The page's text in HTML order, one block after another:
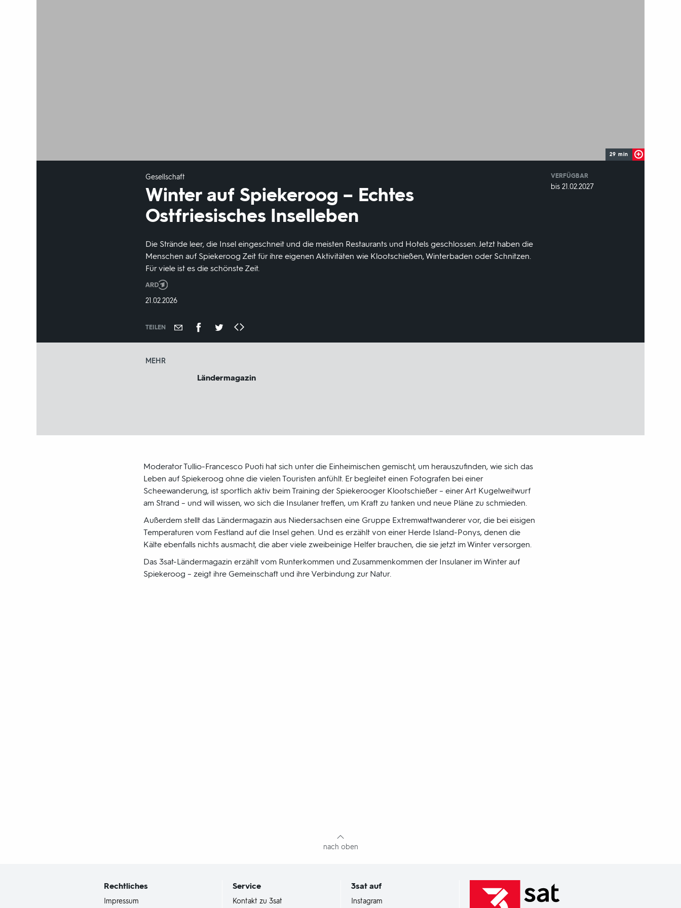
29 min
Gesellschaft
Winter auf Spiekeroog – Echtes
Ostfriesisches Inselleben
Die Strände leer, die Insel eingeschneit und die meisten Restaurants und Hotels geschlossen. Jetzt haben die
Menschen auf Spiekeroog Zeit für ihre eigenen Aktivitäten wie Klootschießen, Winterbaden oder Schnitzen.
Für viele ist es die schönste Zeit.
Produktionsland
und
DATUM:
21.02.2026
TEILEN
VERFÜGBAR
weltweit
VERFÜGBAR
bis 21.02.2027
MEHR
Ländermagazin
Moderator Tullio-Francesco Puoti hat sich unter die Einheimischen gemischt, um herauszufinden, wie sich das
Leben auf Spiekeroog ohne die vielen Touristen anfühlt. Er begleitet einen Fotografen bei einer
Scheewanderung, ist sportlich aktiv beim Training der Spiekerooger Klootschießer – einer Art Kugelweitwurf
am Strand – und will wissen, wo sich die Insulaner treffen, um Kraft zu tanken und neue Pläne zu schmieden.
Außerdem stellt das Ländermagazin aus Niedersachsen eine Gruppe Extremwattwanderer vor, die bei eisigen
Temperaturen vom Festland auf die Insel gehen. Und es erzählt von einer Herde Island-Ponys, denen die
Kälte ebenfalls nichts ausmacht, die aber viele zweibeinige Helfer brauchen, die sie jetzt im Winter versorgen.
Das 3sat-Ländermagazin erzählt vom Runterkommen und Zusammenkommen der Insulaner im Winter auf
Spiekeroog – zeigt ihre Gemeinschaft und ihre Verbindung zur Natur.
nach oben
Rechtliches
Impressum
Service
Kontakt zu 3sat
3sat auf
Instagram